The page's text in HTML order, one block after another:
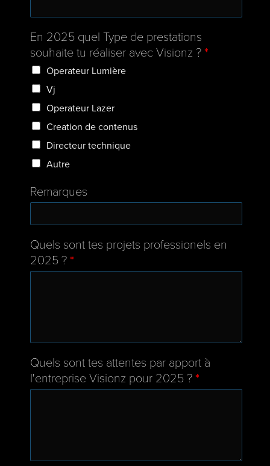
En 2025 quel Type de prestations
souhaite tu réaliser avec Visionz ? *
Operateur Lumière
Vj
Operateur Lazer
Creation de contenus
Directeur technique
Autre
Remarques
Quels sont tes projets professionels en
2025 ? *
Quels sont tes attentes par apport à
l'entreprise Visionz pour 2025 ? *